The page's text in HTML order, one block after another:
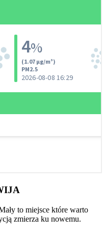
to miejsce które warto
zmierza ku nowemu.